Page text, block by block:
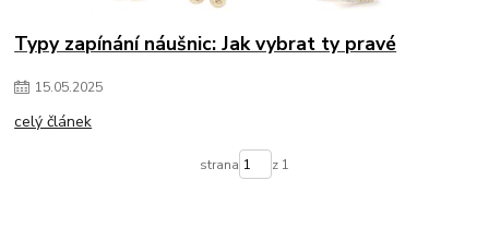
Typy zapínání náušnic: Jak vybrat ty pravé
15.05.2025
celý článek
strana z 1